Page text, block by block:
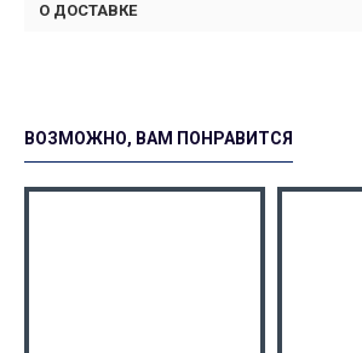
О ДОСТАВКЕ
ВОЗМОЖНО, ВАМ ПОНРАВИТСЯ